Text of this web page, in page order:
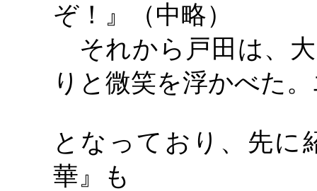
ぞ！』（中略）
それから戸田は、
りと微笑を浮かべた
となっており、先に
華』も